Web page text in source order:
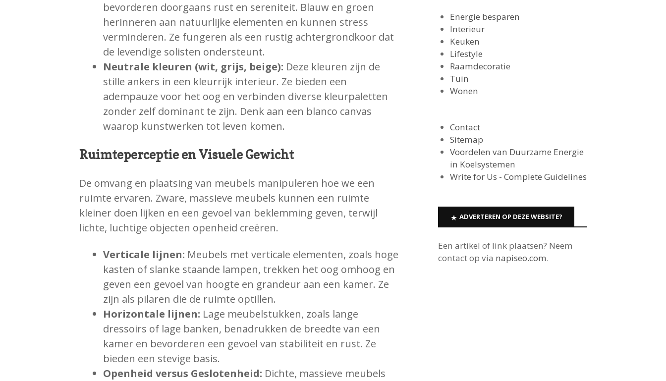
bevorderen doorgaans rust en sereniteit. Blauw en groen
herinneren aan natuurlijke elementen en kunnen stress
verminderen. Ze fungeren als een rustig achtergrondkoor dat
de levendige solisten ondersteunt.
Neutrale kleuren (wit, grijs, beige): Deze kleuren zijn de
stille ankers in een kleurrijk interieur. Ze bieden een
adempauze voor het oog en verbinden diverse kleurpaletten
zonder zelf dominant te zijn. Denk aan een blanco canvas
waarop kunstwerken tot leven komen.
Ruimteperceptie en Visuele Gewicht
De omvang en plaatsing van meubels manipuleren hoe we een
ruimte ervaren. Zware, massieve meubels kunnen een ruimte
kleiner doen lijken en een gevoel van beklemming geven, terwijl
lichte, luchtige objecten openheid creëren.
Verticale lijnen: Meubels met verticale elementen, zoals hoge
kasten of slanke staande lampen, trekken het oog omhoog en
geven een gevoel van hoogte en grandeur aan een kamer. Ze
zijn als pilaren die de ruimte optillen.
Horizontale lijnen: Lage meubelstukken, zoals lange
dressoirs of lage banken, benadrukken de breedte van een
kamer en bevorderen een gevoel van stabiliteit en rust. Ze
bieden een stevige basis.
Openheid versus Geslotenheid: Dichte, massieve meubels
Energie besparen
Interieur
Keuken
Lifestyle
Raamdecoratie
Tuin
Wonen
Contact
Sitemap
Voordelen van Duurzame Energie
in Koelsystemen
Write for Us - Complete Guidelines
ADVERTEREN OP DEZE WEBSITE?
Een artikel of link plaatsen? Neem
contact op via napiseo.com.